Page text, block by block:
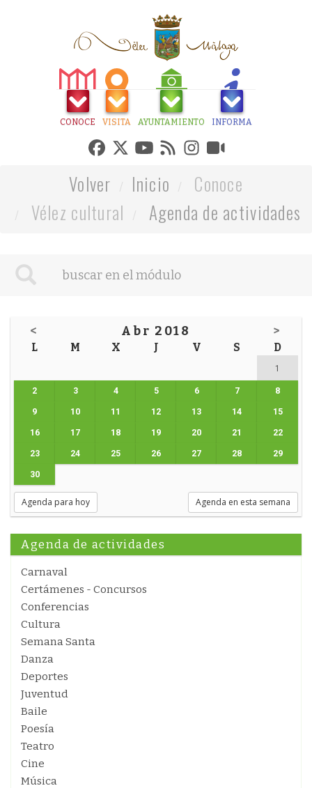
CONOCE VISITA AYUNTAMIENTO INFORMA
Volver Inicio
Conoce
Vélez cultural
Agenda de actividades
< Abr 2018 >
L M X J V S D
1
2 3 4 5 6 7 8
9 10 11 12 13 14 15
16 17 18 19 20 21 22
23 24 25 26 27 28 29
30
Agenda para hoy Agenda en esta semana
Agenda de actividades
Carnaval
Certámenes - Concursos
Conferencias
Cultura
Semana Santa
Danza
Deportes
Juventud
Baile
Poesía
Teatro
Cine
Música